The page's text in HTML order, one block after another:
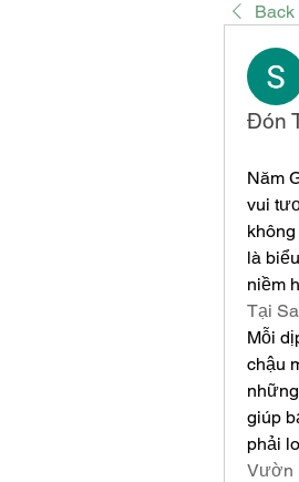
Back
Đón
Năm
vui
là
niềm
Tại
Mỗi
chậu
giúp
phải
Vườn